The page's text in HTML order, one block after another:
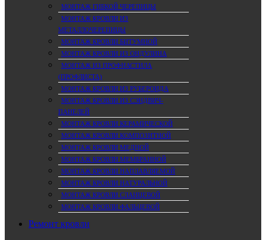
МОНТАЖ ГИБКОЙ ЧЕРЕПИЦЫ
МОНТАЖ КРОВЛИ ИЗ
МЕТАЛЛОЧЕРЕПИЦЫ
МОНТАЖ КРОВЛИ БИТУМНОЙ
МОНТАЖ КРОВЛИ ИЗ ОНДУЛИНА
МОНТАЖ ИЗ ПРОФНАСТИЛА
(ПРОФЛИСТА)
МОНТАЖ КРОВЛИ ИЗ РУБЕРОИДА
МОНТАЖ КРОВЛИ ИЗ СЭНДВИЧ-
ПАНЕЛЕЙ
МОНТАЖ КРОВЛИ КЕРАМИЧЕСКОЙ
МОНТАЖ КРОВЛИ КОМПОЗИТНОЙ
МОНТАЖ КРОВЛИ МЕДНОЙ
МОНТАЖ КРОВЛИ МЕМБРАННОЙ
МОНТАЖ КРОВЛИ НАПЛАВЛЯЕМОЙ
МОНТАЖ КРОВЛИ НАТУРАЛЬНОЙ
МОНТАЖ КРОВЛИ СЛАНЦЕВОЙ
МОНТАЖ КРОВЛИ ФАЛЬЦЕВОЙ
Ремонт кровли